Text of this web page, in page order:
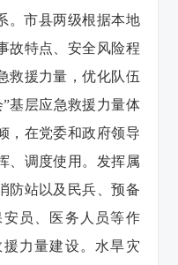
。市县两级根据本地
故特点、安全风险程
救援力量，优化队伍
基层应急救援力量体
，在党委和政府领导
、调度使用。发挥属
防站以及民兵、预备
员、医务人员等作
力量建设。水旱灾